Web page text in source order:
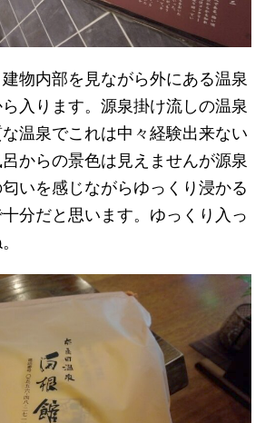
物内部を見ながら外にある温泉
入ります。源泉掛け流しの温泉
温泉でこれは中々経験出来ない
からの景色は見えませんが源泉
いを感じながらゆっくり浸かる
分だと思います。ゆっくり入っ